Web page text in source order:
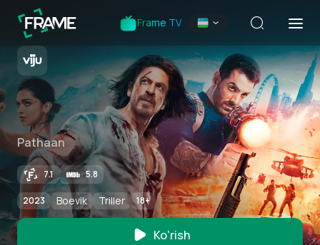
Frame TV
Pathaan
7.1 5.8
2023 Boevik Triller 18+
Ko'rish